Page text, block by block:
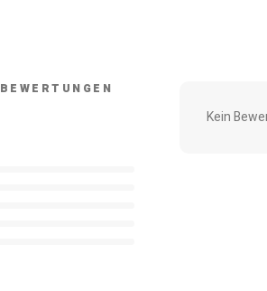
BEWERTUNGEN
Kein